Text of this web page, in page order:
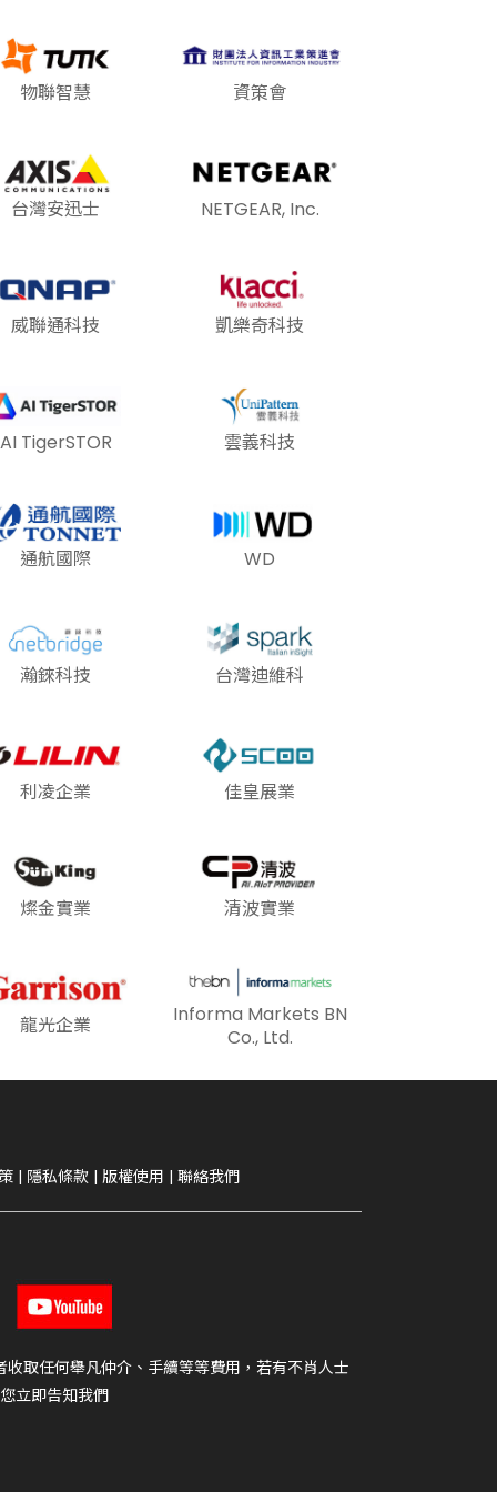
物聯智慧 資策會
台灣安迅士 NETGEAR, Inc.
威聯通科技 凱樂奇科技
AI TigerSTOR 雲義科技
通航國際 WD
瀚錸科技 台灣迪維科
利凌企業 佳皇展業
燦金實業 清波實業
龍光企業
Informa Markets BN
Co., Ltd.
| 隱私條款 | 版權使用 | 聯絡我們
收取任何舉凡仲介、手續等等費用，若有不肖人士
立即告知我們